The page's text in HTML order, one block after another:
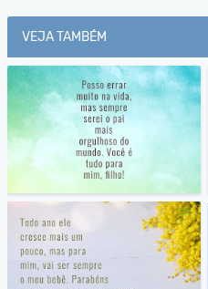
VEJA TAMBÉM